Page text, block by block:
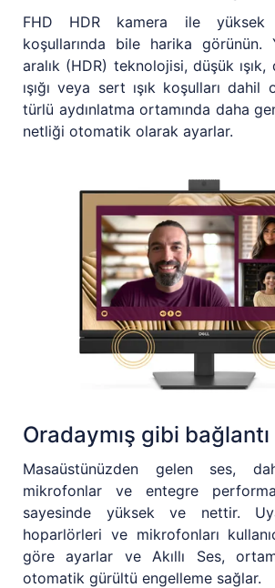
FHD HDR kamera ile yüksek
koşullarında bile harika görünün.
aralık (HDR) teknolojisi, düşük
ışığı veya sert ışık koşulları
türlü aydınlatma ortamında daha
netliği otomatik olarak ayarlar.
Oradaymış gibi
Masaüstünüzden gelen ses,
mikrofonlar ve entegre
sayesinde yüksek ve nettir.
hoparlörleri ve mikrofonları
göre ayarlar ve Akıllı Ses,
otomatik gürültü engelleme sağlar.